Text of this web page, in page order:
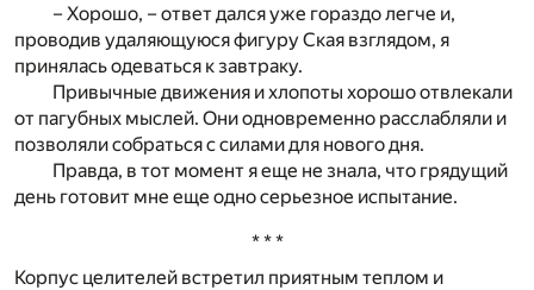
– Хорошо, – ответ дался уже гораздо легче и,
проводив удаляющуюся фигуру Ская взглядом, я
принялась одеваться к завтраку.
Привычные движения и хлопоты хорошо отвлекали
от пагубных мыслей. Они одновременно расслабляли и
позволяли собраться с силами для нового дня.
Правда, в тот момент я еще не знала, что грядущий
день готовит мне еще одно серьезное испытание.
* * *
Корпус целителей встретил приятным теплом и